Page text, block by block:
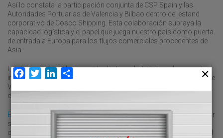
Así lo constata la participación conjunta de CSP Spain y las
Autoridades Portuarias de Valencia y Bilbao dentro del estand
corporativo de Cosco Shipping. Esta colaboración subraya la
capacidad logística y el papel que juega nuestro país como puerta
de entrada a Europa para los flujos comerciales procedentes de
Asia.
Las tres entidades han querido destacar la fortaleza de una red
integrada que combina la eficiencia de las terminales portuarias de
Valencia y Bilbao,
capacidad de enlace con los principales corredores europeos.
El puerto de Valenciaha aprovechado el certamen para posicionar
su oferta para el mercado asiático, en un marco que considera
como la principal plataforma de conexión de empresas de todo el
Facebook
TwitterLinkedIn